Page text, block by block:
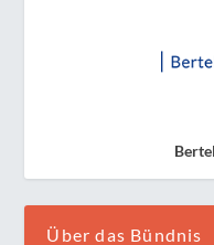
Über das Bündnis